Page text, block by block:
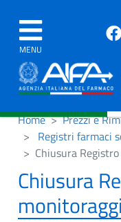
MENU
Home
Prezzi e
Registri farmaci
Chiusura
Chiusura